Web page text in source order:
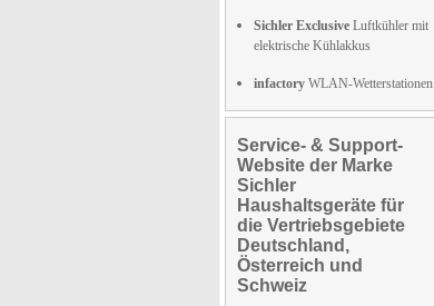
Sichler Exclusive Luftkühler mit
elektrische Kühlakkus
infactory WLAN-Wetterstationen
Service- & Support-
Website der Marke
Sichler
Haushaltsgeräte für
die Vertriebsgebiete
Deutschland,
Österreich und
Schweiz